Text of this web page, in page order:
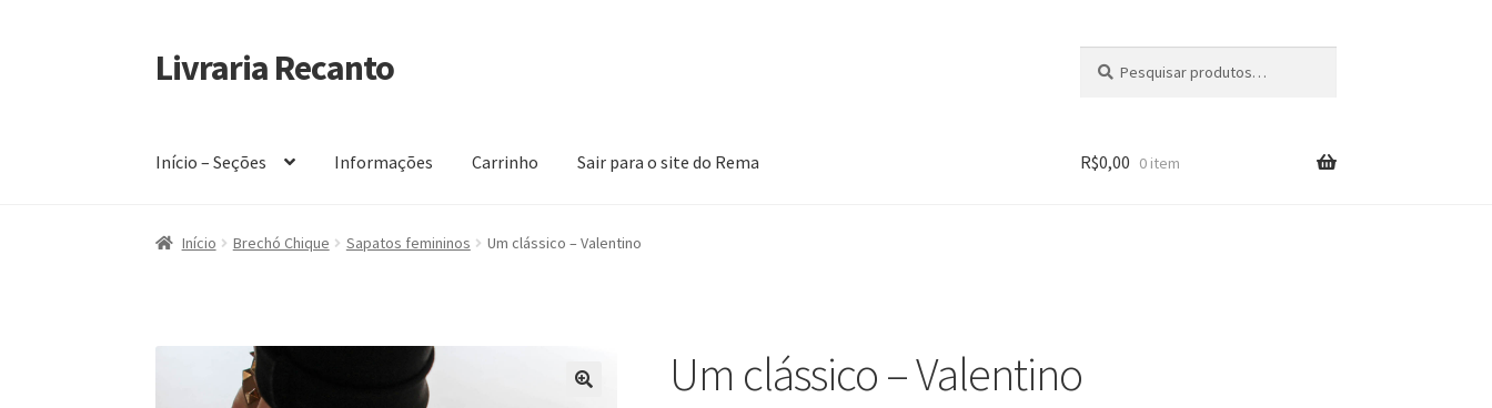
Pular
para
Pular
para
Livraria Recanto
por:
Início – Seções Informações Carrinho Sair para o site do Rema
Início Carrinho Finalidade do Bazar Informações Loja Minha Conta
R$0,00 0 item
Início Brechó Chique Sapatos femininos Um clássico – Valentino
Um clássico – Valentino